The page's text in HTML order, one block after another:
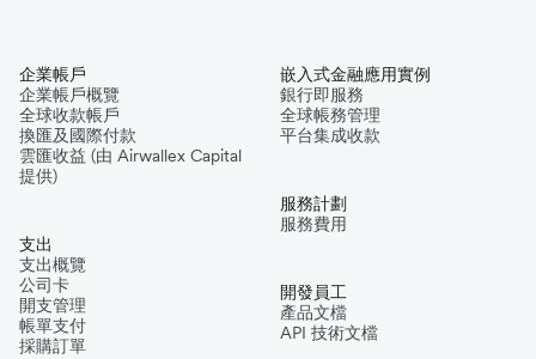
企業帳戶
企業帳戶概覽
全球收款帳戶
換匯及國際付款
雲匯收益 (由 Airwallex Capital
提供)
支出
支出概覽
公司卡
開支管理
帳單支付
採購訂單
嵌入式金融應用實例
銀行即服務
全球帳務管理
平台集成收款
服務計劃
服務費用
開發員工
產品文檔
API 技術文檔